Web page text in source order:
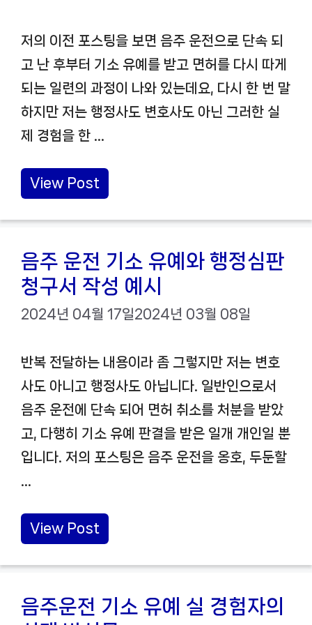
저의 이전 포스팅을 보면 음주 운전으로 단속 되
고 난 후부터 기소 유예를 받고 면허를 다시 따게
되는 일련의 과정이 나와 있는데요, 다시 한 번 말
하지만 저는 행정사도 변호사도 아닌 그러한 실
제 경험을 한 …
View Post
음주 운전 기소 유예와 행정심판
청구서 작성 예시
2024년 04월 17일2024년 03월 08일
반복 전달하는 내용이라 좀 그렇지만 저는 변호
사도 아니고 행정사도 아닙니다. 일반인으로서
음주 운전에 단속 되어 면허 취소를 처분을 받았
고, 다행히 기소 유예 판결을 받은 일개 개인일 뿐
입니다. 저의 포스팅은 음주 운전을 옹호, 두둔할
…
View Post
음주운전 기소 유예 실 경험자의